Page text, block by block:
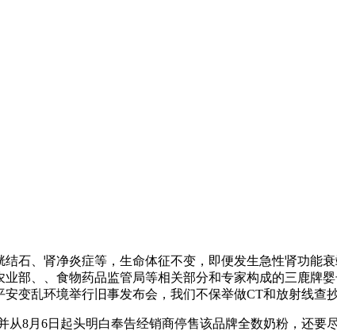
、肾净炎症等，生命体征不变，即便发生急性肾功能
部、、食物药品监管局等相关部分和专家构成的三鹿牌
变乱环境举行旧事发布会，我们不保举做CT和放射线查
月6日起头明白奉告经销商停售该品牌全数奶粉，还要